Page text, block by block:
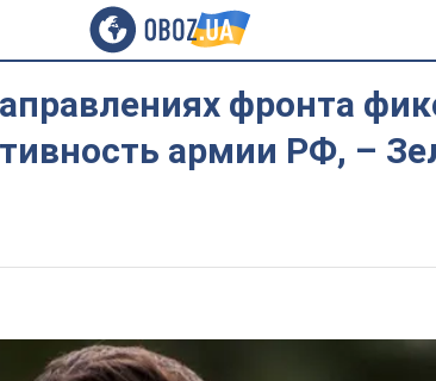
фронта
армии РФ, –